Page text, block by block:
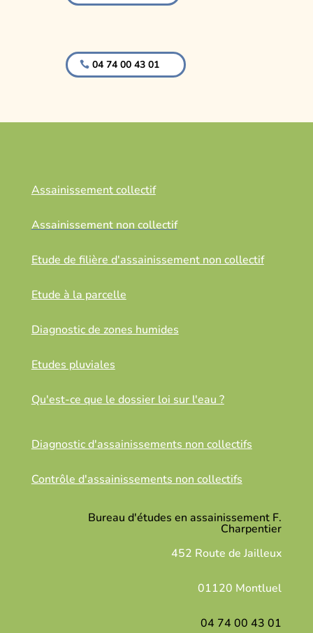
04 74 00 43 01
Assainissement collectif
Assainissement non collectif
Etude de filière d'assainissement non collectif
Etude à la parcelle
Diagnostic de zones humides
Etudes pluviales
Qu'est-ce que le dossier loi sur l'eau ?
Diagnostic d'assainissements non collectifs
Contrôle d'assainissements non collectifs
Bureau d'études en assainissement F.
Charpentier
452 Route de Jailleux
01120 Montluel
04 74 00 43 01